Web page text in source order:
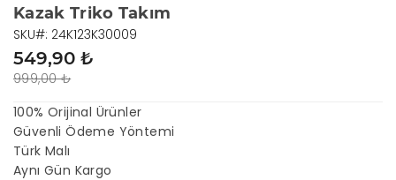
Kazak Triko Takım
999,00 ₺
549,90 ₺
SKU#: 24K123K30009
100% Orijinal Ürünler
Güvenli Ödeme Yöntemi
Türk Malı
Aynı Gün Kargo